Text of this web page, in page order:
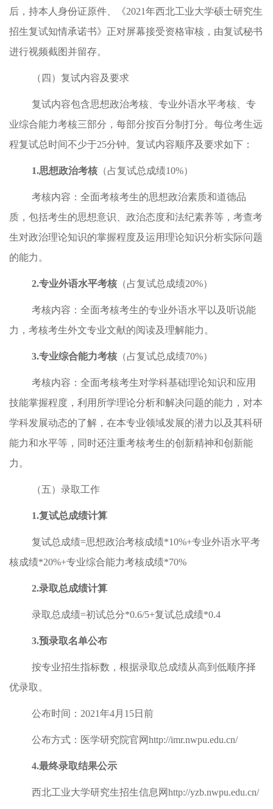
后，持本人身份证原件、《2021年西北工业大学硕士研究生
招生复试知情承诺书》正对屏幕接受资格审核，由复试秘书
进行视频截图并留存。
（四）复试内容及要求
复试内容包含思想政治考核、专业外语水平考核、专
业综合能力考核三部分，每部分按百分制打分。每位考生远
程复试总时间不少于25分钟。复试内容顺序及要求如下：
1.思想政治考核 （占复试总成绩10%）
考核内容：全面考核考生的思想政治素质和道德品
质，包括考生的思想意识、政治态度和法纪素养等，考查考
生对政治理论知识的掌握程度及运用理论知识分析实际问题
的能力。
2.专业外语水平考核 （占复试总成绩20%）
考核内容：全面考核考生的专业外语水平以及听说能
力，考核考生外文专业文献的阅读及理解能力。
3.专业综合能力考核 （占复试总成绩70%）
考核内容：全面考核考生对学科基础理论知识和应用
技能掌握程度，利用所学理论分析和解决问题的能力，对本
学科发展动态的了解，在本专业领域发展的潜力以及其科研
能力和水平等，同时还注重考核考生的创新精神和创新能
力。
（五）录取工作
1.复试总成绩计算
复试总成绩=思想政治考核成绩*10%+专业外语水平考
核成绩*20%+专业综合能力考核成绩*70%
2.录取总成绩计算
录取总成绩=初试总分*0.6/5+复试总成绩*0.4
3.预录取名单公布
按专业招生指标数，根据录取总成绩从高到低顺序择
优录取。
公布时间： 2021年4月 15日前
公布方式：医学研究院官网http://imr.nwpu.edu.cn/
4.最终录取结果公示
西北工业大学研究生招生信息网http://yzb.nwpu.edu.cn/